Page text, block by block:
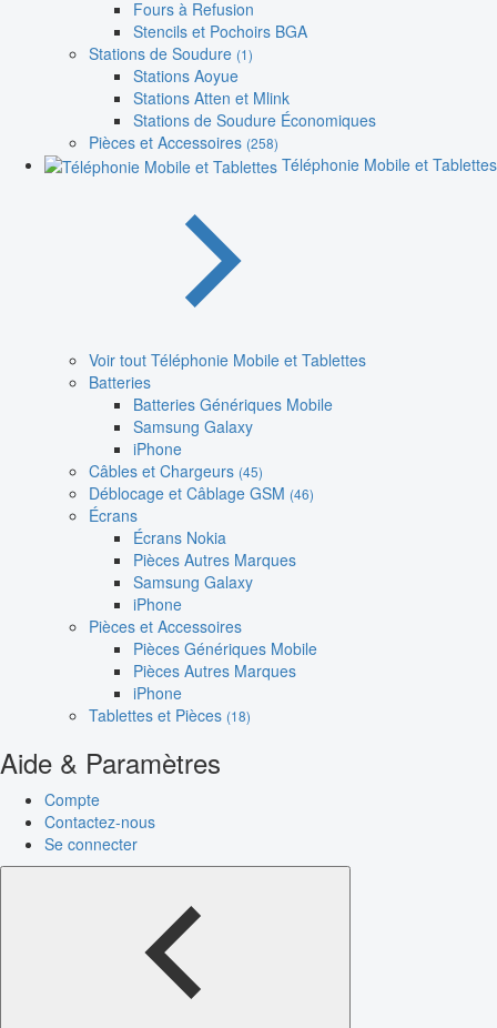
Fours à Refusion
Stencils et Pochoirs BGA
Stations de Soudure (1)
Stations Aoyue
Stations Atten et Mlink
Stations de Soudure Économiques
Pièces et Accessoires (258)
Téléphonie Mobile et Tablettes
Voir tout Téléphonie Mobile et Tablettes
Batteries
Batteries Génériques Mobile
Samsung Galaxy
iPhone
Câbles et Chargeurs (45)
Déblocage et Câblage GSM (46)
Écrans
Écrans Nokia
Pièces Autres Marques
Samsung Galaxy
iPhone
Pièces et Accessoires
Pièces Génériques Mobile
Pièces Autres Marques
iPhone
Tablettes et Pièces (18)
Aide & Paramètres
Compte
Contactez-nous
Se connecter